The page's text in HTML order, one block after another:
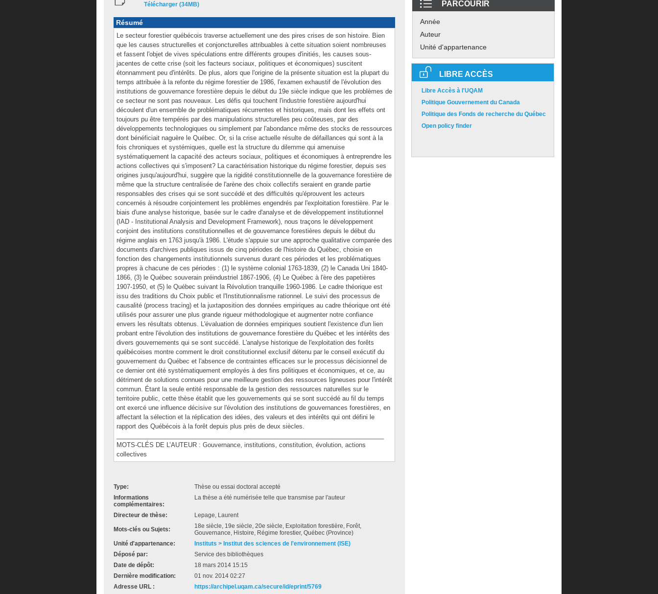
Télécharger (34MB)
Résumé
Le secteur forestier québécois traverse actuellement une des pires crises de son histoire. Bien
que les causes structurelles et conjoncturelles attribuables à cette situation soient nombreuses
et fassent l'objet de vives spéculations entre différents groupes d'initiés, les causes sous-
jacentes de cette crise (soit les facteurs sociaux, politiques et économiques) suscitent
étonnamment peu d'intérêts. De plus, alors que l'origine de la présente situation est la plupart du
temps attribuée à la refonte du régime forestier de 1986, l'examen exhaustif de l'évolution des
institutions de gouvernance forestière depuis le début du 19e siècle indique que les problèmes de
ce secteur ne sont pas nouveaux. Les défis qui touchent l'industrie forestière aujourd'hui
découlent d'un ensemble de problématiques récurrentes et historiques, mais dont les effets ont
toujours pu être tempérés par des manipulations structurelles peu coûteuses, par des
développements technologiques ou simplement par l'abondance même des stocks de ressources
dont bénéficiait naguère le Québec. Or, si la crise actuelle résulte de défaillances qui sont à la
fois chroniques et systémiques, quelle est la structure du dilemme qui amenuise
systématiquement la capacité des acteurs sociaux, politiques et économiques à entreprendre les
actions collectives qui s'imposent? La caractérisation historique du régime forestier, depuis ses
origines jusqu'aujourd'hui, suggère que la rigidité constitutionnelle de la gouvernance forestière de
même que la structure centralisée de l'arène des choix collectifs seraient en grande partie
responsables des crises qui se sont succédé et des difficultés qu'éprouvent les acteurs
concernés à résoudre conjointement les problèmes engendrés par l'exploitation forestière. Par le
biais d'une analyse historique, basée sur le cadre d'analyse et de développement institutionnel
(IAD - Institutional Analysis and Development Framework), nous traçons le développement
conjoint des institutions constitutionnelles et de gouvernance forestières depuis le début du
régime anglais en 1763 jusqu'à 1986. L'étude s'appuie sur une approche qualitative comparée des
documents d'archives publiques issus de cinq périodes de l'histoire du Québec, choisie en
fonction des changements institutionnels survenus durant ces périodes et les problématiques
propres à chacune de ces périodes : (1) le système colonial 1763-1839, (2) le Canada Uni 1840-
1866, (3) le Québec souverain préindustriel 1867-1906, (4) Le Québec à l'ère des papetières
1907-1950, et (5) le Québec suivant la Révolution tranquille 1960-1986. Le cadre théorique est
issu des traditions du Choix public et l'Institutionnalisme rationnel. Le suivi des processus de
causalité (process tracing) et la juxtaposition des données empiriques au cadre théorique ont été
utilisés pour assurer une plus grande rigueur méthodologique et augmenter notre confiance
envers les résultats obtenus. L'évaluation de données empiriques soutient l'existence d'un lien
probant entre l'évolution des institutions de gouvernance forestière du Québec et les intérêts des
divers gouvernements qui se sont succédé. L'analyse historique de l'exploitation des forêts
québécoises montre comment le droit constitutionnel exclusif détenu par le conseil exécutif du
gouvernement du Québec et l'absence de contraintes efficaces sur le processus décisionnel de
ce dernier ont été systématiquement employés à des fins politiques et économiques, et ce, au
détriment de solutions connues pour une meilleure gestion des ressources ligneuses pour l'intérêt
commun. Étant la seule entité responsable de la gestion des ressources naturelles sur le
territoire public, cette thèse établit que les gouvernements qui se sont succédé au fil du temps
ont exercé une influence décisive sur l'évolution des institutions de gouvernances forestières, en
affectant la sélection et la réplication des idées, des valeurs et des intérêts qui ont défini le
rapport des Québécois à la forêt depuis plus près de deux siècles.
MOTS-CLÉS DE L’AUTEUR : Gouvernance, institutions, constitution, évolution, actions
collectives
Type:
Thèse ou essai doctoral accepté
Informations
complémentaires:
La thèse a été numérisée telle que transmise par l'auteur
Directeur de thèse: Lepage, Laurent
Mots-clés ou Sujets:
18e siècle, 19e siècle, 20e siècle, Exploitation forestière, Forêt,
Gouvernance, Histoire, Régime forestier, Québec (Province)
Unité d'appartenance:
Instituts > Institut des sciences de l'environnement (ISE)
Déposé par:
Service des bibliothèques
Date de dépôt:
18 mars 2014 15:15
Dernière modification:
01 nov. 2014 02:27
Adresse URL :
https://archipel.uqam.ca/secure/id/eprint/5769
PARCOURIR
Année
Auteur
Unité d'appartenance
LIBRE ACCÈS
Libre Accès à l'UQAM
Politique Gouvernement du Canada
Politique des Fonds de recherche du Québec
Open policy finder